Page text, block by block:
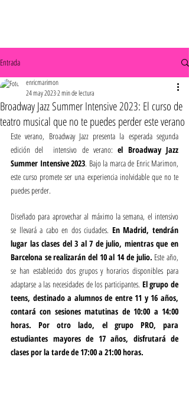
Entrada
Broadway Jazz Summer Intensive 2023: El curso de
teatro musical que no te puedes perder este verano
enricmarimon
24 may 20232 min de lectura
Este verano, Broadway Jazz presenta la esperada segunda
edición del  intensivo de verano: el Broadway Jazz
Summer Intensive 2023. Bajo la marca de Enric Marimon,
este curso promete ser una experiencia inolvidable que no te
puedes perder.
Diseñado para aprovechar al máximo la semana, el intensivo
se llevará a cabo en dos ciudades. En Madrid, tendrán
lugar las clases del 3 al 7 de julio, mientras que en
Barcelona se realizarán del 10 al 14 de julio. Este año,
se han establecido dos grupos y horarios disponibles para
adaptarse a las necesidades de los participantes. El grupo de
teens, destinado a alumnos de entre 11 y 16 años,
contará con sesiones matutinas de 10:00 a 14:00
horas. Por otro lado, el grupo PRO, para
estudiantes mayores de 17 años, disfrutará de
clases por la tarde de 17:00 a 21:00 horas.